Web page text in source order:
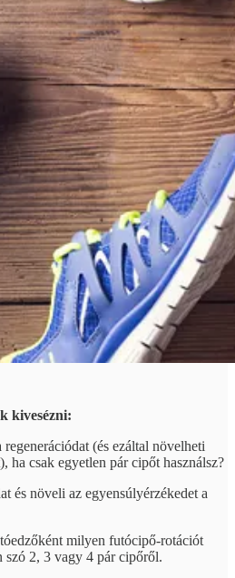
kivesézni:
(és ezáltal növelheti
ha csak egyetlen pár cipőt használsz?
és növeli az egyensúlyérzékedet a
milyen futócipő-rotációt
szó 2, 3 vagy 4 pár cipőről.